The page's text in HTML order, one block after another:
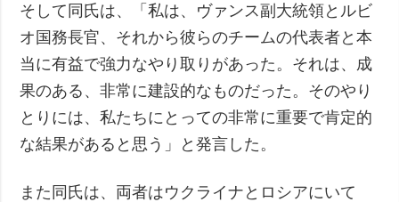
そして同氏は、「私は、ヴァンス副大統領とルビ
オ国務長官、それから彼らのチームの代表者と本
当に有益で強力なやり取りがあった。それは、成
果のある、非常に建設的なものだった。そのやり
とりには、私たちにとっての非常に重要で肯定的
な結果があると思う」と発言した。
また同氏は、両者はウクライナとロシアにいて